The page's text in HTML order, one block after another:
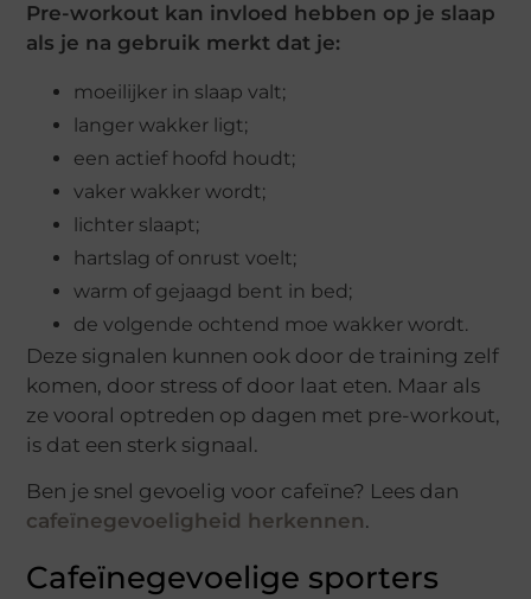
Pre-workout kan invloed hebben op je slaap
als je na gebruik merkt dat je:
moeilijker in slaap valt;
langer wakker ligt;
een actief hoofd houdt;
vaker wakker wordt;
lichter slaapt;
hartslag of onrust voelt;
warm of gejaagd bent in bed;
de volgende ochtend moe wakker wordt.
Deze signalen kunnen ook door de training zelf
komen, door stress of door laat eten. Maar als
ze vooral optreden op dagen met pre-workout,
is dat een sterk signaal.
Ben je snel gevoelig voor cafeïne? Lees dan
cafeïnegevoeligheid herkennen.
Cafeïnegevoelige sporters